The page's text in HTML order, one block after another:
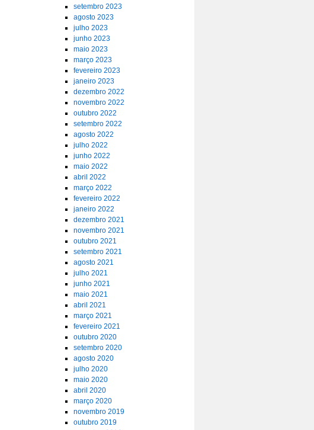
setembro 2023
agosto 2023
julho 2023
junho 2023
maio 2023
março 2023
fevereiro 2023
janeiro 2023
dezembro 2022
novembro 2022
outubro 2022
setembro 2022
agosto 2022
julho 2022
junho 2022
maio 2022
abril 2022
março 2022
fevereiro 2022
janeiro 2022
dezembro 2021
novembro 2021
outubro 2021
setembro 2021
agosto 2021
julho 2021
junho 2021
maio 2021
abril 2021
março 2021
fevereiro 2021
outubro 2020
setembro 2020
agosto 2020
julho 2020
maio 2020
abril 2020
março 2020
novembro 2019
outubro 2019